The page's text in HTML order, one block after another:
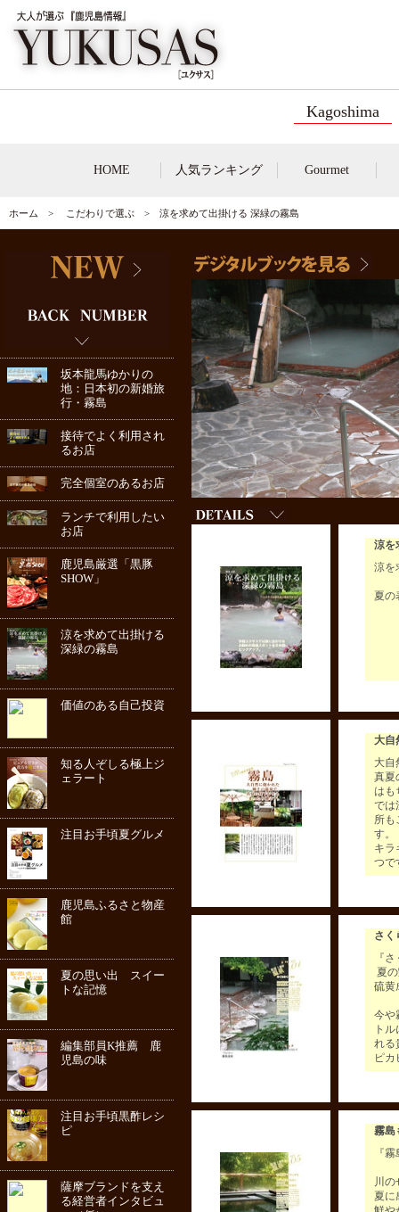
Kagoshima
HOME 人気ランキング Gourmet
ホーム > こだわりで選ぶ > 涼を求めて出掛ける 深緑の霧島
坂本龍馬ゆかりの
地：日本初の新婚旅
行・霧島
接待でよく利用され
るお店
完全個室のあるお店
ランチで利用したい
お店
鹿児島厳選「黒豚
SHOW」
涼を求めて出掛ける
深緑の霧島
価値のある自己投資
知る人ぞしる極上ジ
ェラート
注目お手頃夏グルメ
鹿児島ふるさと物産
館
夏の思い出 スイー
トな記憶
編集部員K推薦 鹿
児島の味
注目お手頃黒酢レシ
ピ
薩摩ブランドを支え
る経営者インタビュ
涼を
涼を
夏
大自
大自
真夏
はも
では
所も
す。
キラ
つで
さく
『
夏
硫黄
今や
ト
れる
ピ
霧島
『
川
夏に